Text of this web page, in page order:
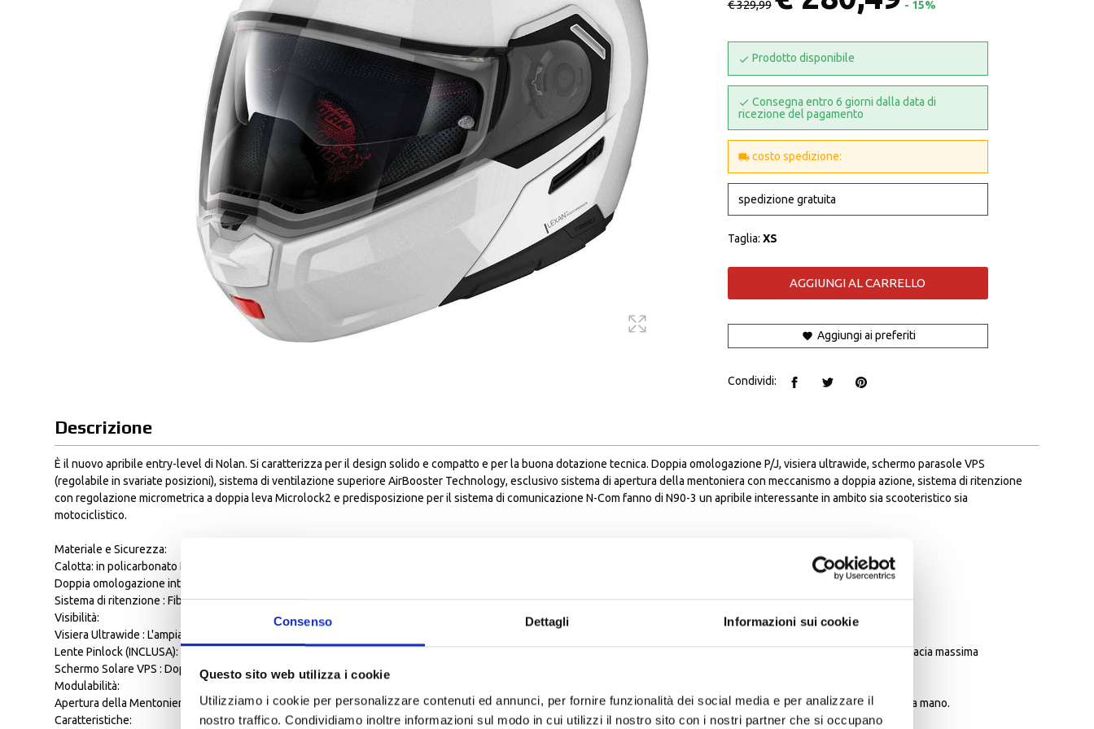
Consenso Dettagli Informazioni sui cookie
Questo sito web utilizza i cookie
Utilizziamo i cookie per personalizzare contenuti ed annunci, per fornire funzionalità dei social media e per analizzare il
nostro traffico. Condividiamo inoltre informazioni sul modo in cui utilizzi il nostro sito con i nostri partner che si occupano
Scarpe
Stivali Racing
Stivali Touring
Sottocasco
Sottoguanti
€ 329,99 - 15%
Prodotto disponibile
Consegna entro 6 giorni dalla data di
ricezione del pagamento
costo spedizione:
spedizione gratuita
Taglia: XS
AGGIUNGI AL CARRELLO
Aggiungi ai preferiti
Condividi:
Descrizione
È il nuovo apribile entry-level di Nolan. Si caratterizza per il design solido e compatto e per la buona dotazione tecnica. Doppia omologazione P/J, visiera ultrawide, schermo parasole VPS
(regolabile in svariate posizioni), sistema di ventilazione superiore AirBooster Technology, esclusivo sistema di apertura della mentoniera con meccanismo a doppia azione, sistema di ritenzione
con regolazione micrometrica a doppia leva Microlock2 e predisposizione per il sistema di comunicazione N-Com fanno di N90-3 un apribile interessante in ambito sia scooteristico sia
motociclistico.
Materiale e Sicurezza:
Calotta: in policarbonato Lexan, tale resina si contraddistingue, inoltre, per la sua resistenza termica. Resiste altresì all’esposizione ai raggi UV.
Doppia omologazione integrale/jet (P/J) che permette di guidare con la mentoniera aperta in tutta sicurezza
Sistema di ritenzione : Fibbia Microlock 2 sistema di chiusura a 2 leve (1 in termoplastica e 1 in alluminio) e permette di ridurre le possibilità di apertura non intenzionale
Visibilità:
Visiera Ultrawide : L'ampia superficie della visiera, resistente al graffio (S/R – Scratch Resistant), rende possibile una maggiore visuale, anche laterale
Lente Pinlock (INCLUSA): La lente pinlock può regolarsi dall'esterno dello schermo, grazie ai perni mobili, è anche dotata di una guarnizione in silicone per garantire un'efficacia massima
Schermo Solare VPS : Doppio schermo solare con Protezione UV400, antigraffio e antiappannamento, facile da smontare, retraibile automaticamente tramite il pulsante
Modulabilità:
Apertura della Mentoniera : Sistema Dual Action, esclusivo sistema di apertura della mentoniera che, posizionato al centro della stessa, ne consente l’apertura con una sola mano.
Caratteristiche: